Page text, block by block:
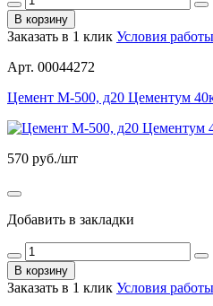
В корзину
Заказать в 1 клик Условия работы
Арт. 00044272
Цемент М-500, д20 Цементум
570 руб./шт
Добавить в закладки
В корзину
Заказать в 1 клик Условия работы